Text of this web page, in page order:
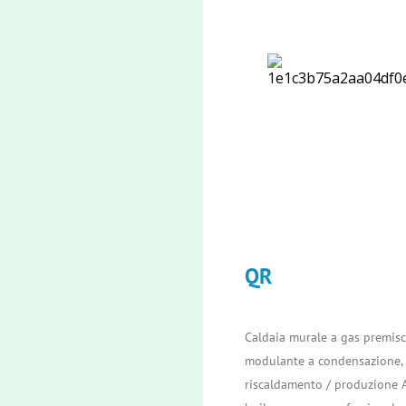
QR
Caldaia murale a gas
modulante a condensazione,
riscaldamento / produzione